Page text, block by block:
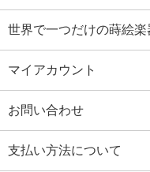
世界で一つだけの蒔絵楽
マイアカウント
お問い合わせ
支払い方法について